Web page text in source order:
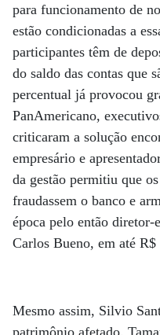
para funcionamento de
estão condicionadas a
participantes têm de
do saldo das contas que
percentual já provocou
PanAmericano,
criticaram a solução
empresário e
da gestão permitiu que
fraudassem o banco e
época pelo então
Carlos Bueno, em até R$
Mesmo assim, Silvio
patrimônio afetado.